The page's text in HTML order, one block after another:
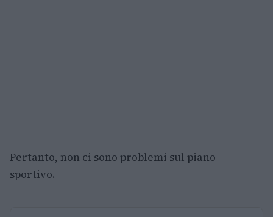
Pertanto, non ci sono problemi sul piano
sportivo.